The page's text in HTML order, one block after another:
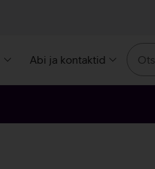
Abi ja kontaktid